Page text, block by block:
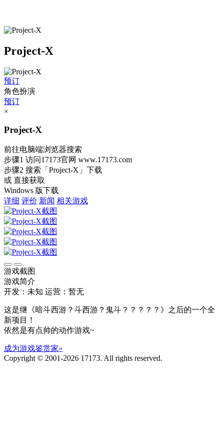
Project-X
预订
角色扮演
预订
×
Project-X
前往电脑端浏览器搜索
步骤1 访问17173官网 www.17173.com
步骤2 搜索 「Project-X」 下载
或 直接获取
Windows 版下载
详细 评价 新闻 相关游戏
游戏截图
游戏简介
开发：未知 运营：暂无
这是继《暗斗西游？斗西游？鬼斗？？？？？》之后的一个全
新项目！
依然是有点帅的动作游戏~
成为游戏鉴赏家»
Copyright © 2001-2026 17173. All rights reserved.